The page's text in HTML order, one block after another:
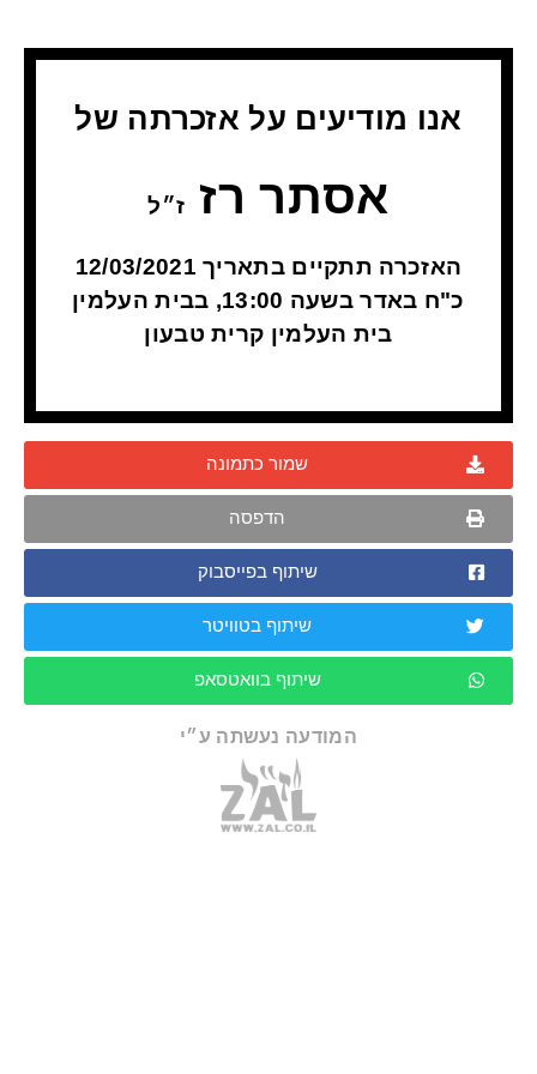
אנו מודיעים על אזכרתה של
אסתר רז ז״ל
האזכרה תתקיים בתאריך 12/03/2021
כ"ח באדר בשעה 13:00, בבית העלמין
בית העלמין קרית טבעון
שמור כתמונה
הדפסה
שיתוף בפייסבוק
שיתוף בטוויטר
שיתוף בוואטסאפ
המודעה נעשתה ע״י